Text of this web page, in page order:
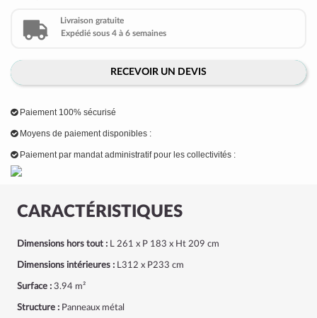
CARACTÉRISTIQUES
Dimensions hors tout : L 261 x P 183 x Ht 209 cm
Dimensions intérieures : L312 x P233 cm
Surface : 3.94 m²
Structure : Panneaux métal
Livraison gratuite
Expédié sous 4 à 6 semaines
RECEVOIR UN DEVIS
Paiement 100% sécurisé
Moyens de paiement disponibles :
Paiement par mandat administratif pour les collectivités :